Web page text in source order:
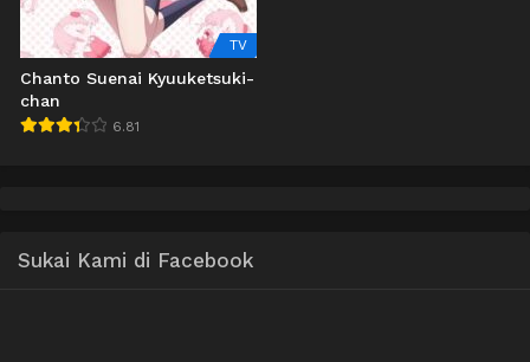
TV
Chanto Suenai Kyuuketsuki-
chan
6.81
Sukai Kami di Facebook